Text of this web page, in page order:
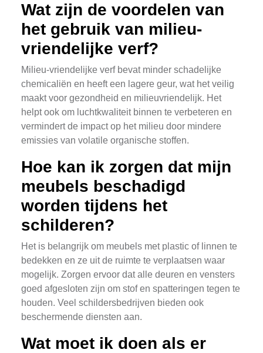
Wat zijn de voordelen van
het gebruik van milieu-
vriendelijke verf?
Milieu-vriendelijke verf bevat minder schadelijke
chemicaliën en heeft een lagere geur, wat het veilig
maakt voor gezondheid en milieuvriendelijk. Het
helpt ook om luchtkwaliteit binnen te verbeteren en
vermindert de impact op het milieu door mindere
emissies van volatile organische stoffen.
Hoe kan ik zorgen dat mijn
meubels beschadigd
worden tijdens het
schilderen?
Het is belangrijk om meubels met plastic of linnen te
bedekken en ze uit de ruimte te verplaatsen waar
mogelijk. Zorgen ervoor dat alle deuren en vensters
goed afgesloten zijn om stof en spatteringen tegen te
houden. Veel schildersbedrijven bieden ook
beschermende diensten aan.
Wat moet ik doen als er